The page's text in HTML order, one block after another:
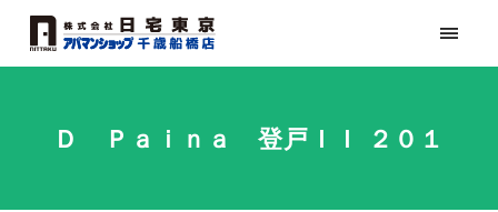
Ｄ Ｐａｉｎａ 登戸ＩＩ ２０１